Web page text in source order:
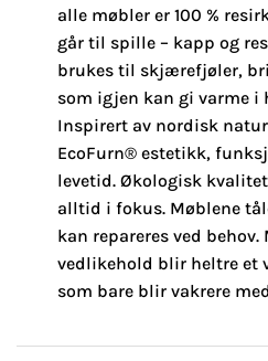
alle møbler er 100 %
går til spille – kapp og
brukes til skjærefjøler,
som igjen kan gi varme i
Inspirert av nordisk
EcoFurn® estetikk,
levetid. Økologisk
alltid i fokus. Møblene
kan repareres ved
vedlikehold blir heltre et
som bare blir vakrere